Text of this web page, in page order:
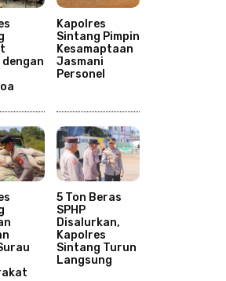
Kapolres
Sintang Pimpin
Kesamaptaan
Jasmani
Personel
5 Ton Beras
SPHP
Disalurkan,
Kapolres
Sintang Turun
Langsung